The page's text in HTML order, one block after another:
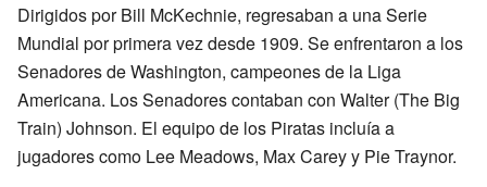
Dirigidos por Bill McKechnie, regresaban a una Serie
Mundial por primera vez desde 1909. Se enfrentaron a los
Senadores de Washington, campeones de la Liga
Americana. Los Senadores contaban con Walter (The Big
Train) Johnson. El equipo de los Piratas incluía a
jugadores como Lee Meadows, Max Carey y Pie Traynor.